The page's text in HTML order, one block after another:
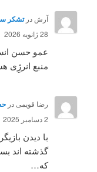
آرش درتشکر
28 ژانویه 2026
عمو حسن
منبع انرژِی
رضا قویمی در
2 دسامبر 2025
با دیدن
گذشته اند
که…